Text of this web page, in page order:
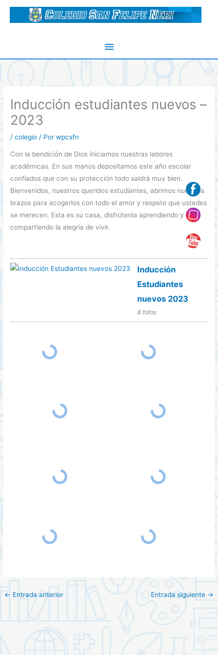
Menú
principal
Inducción estudiantes nuevos –
2023
/colegio / Porwpcsfn
Con la bendición de Dios iniciamos nuestras labores
académicas. En sus manos depositamos este año escolar
confiados que con su protección todo saldrá muy bien.
Bienvenidos, nuestros queridos estudiantes, abrimos nuestros
brazos para acogerlos con todo el amor y respeto que ustedes
se merecen. Esta es su casa, disfrútenla aprendiendo y
compartiendo la alegría de vivir.
Inducción
Estudiantes
nuevos 2023
8 fotos
← Entrada anterior Entrada siguiente →